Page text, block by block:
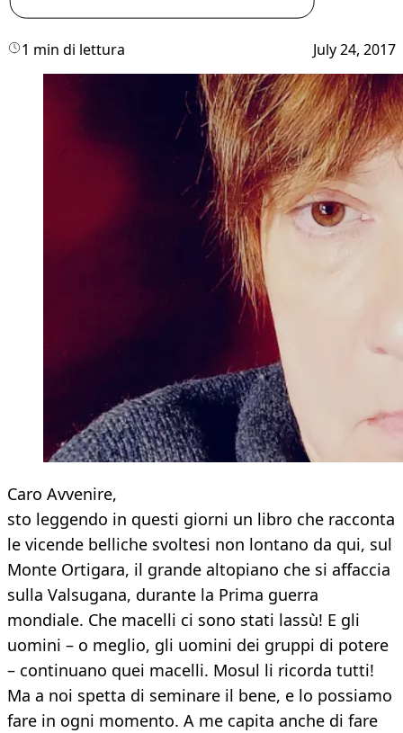
1 min di lettura July 24, 2017
Caro Avvenire,
sto leggendo in questi giorni un libro che racconta
le vicende belliche svoltesi non lontano da qui, sul
Monte Ortigara, il grande altopiano che si affaccia
sulla Valsugana, durante la Prima guerra
mondiale. Che macelli ci sono stati lassù! E gli
uomini – o meglio, gli uomini dei gruppi di potere
– continuano quei macelli. Mosul li ricorda tutti!
Ma a noi spetta di seminare il bene, e lo possiamo
fare in ogni momento. A me capita anche di fare